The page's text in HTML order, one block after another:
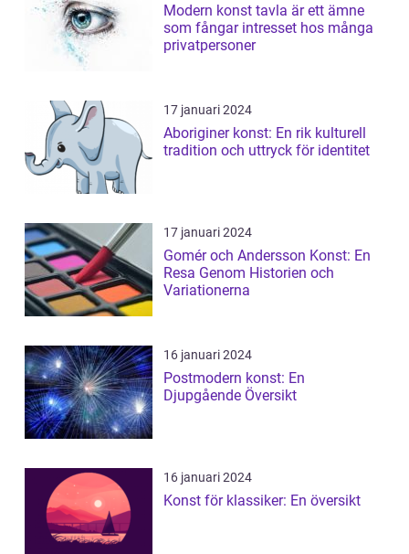
Modern konst tavla är ett ämne
som fångar intresset hos många
privatpersoner
17 januari 2024
Aboriginer konst: En rik kulturell
tradition och uttryck för identitet
17 januari 2024
Gomér och Andersson Konst: En
Resa Genom Historien och
Variationerna
16 januari 2024
Postmodern konst: En
Djupgående Översikt
16 januari 2024
Konst för klassiker: En översikt